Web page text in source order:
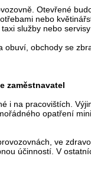
Otevřené
nebo
služby nebo
obchody se
zaměstnavatel
i na pracovištích.
opatření
ve
účinností. V